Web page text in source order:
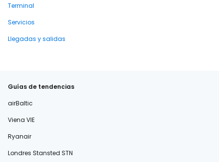
Terminal
Servicios
Llegadas y salidas
Guías de tendencias
airBaltic
Viena VIE
Ryanair
Londres Stansted STN